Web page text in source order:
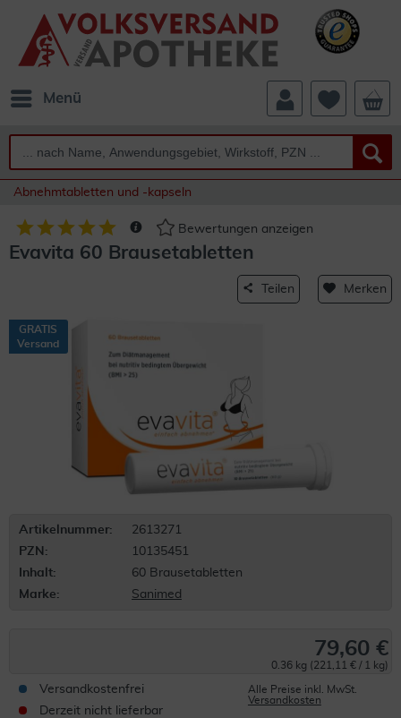
Menü
Abnehmtabletten und -kapseln
Bewertungen anzeigen
Evavita 60 Brausetabletten
Teilen Merken
GRATIS
Versand
Artikelnummer:
2613271
PZN:
10135451
Inhalt:
60 Brausetabletten
Marke:
Sanimed
79,60 €
0.36 kg (221,11 € / 1 kg)
Versandkostenfrei
Derzeit nicht lieferbar
Alle Preise inkl. MwSt.
Versandkosten